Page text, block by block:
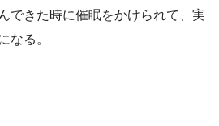
できた時に催眠をかけられて、実
なる。